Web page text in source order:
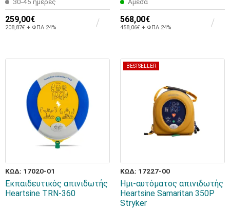
259,00€
208,87€ + ΦΠΑ 24%
568,00€
458,06€ + ΦΠΑ 24%
ΚΩΔ: 17020-01
Εκπαιδευτικός απινιδωτής
Heartsine TRN-360
BESTSELLER
ΚΩΔ: 17227-00
Ημι-αυτόματος απινιδωτής
Heartsine Samaritan 350P
Stryker